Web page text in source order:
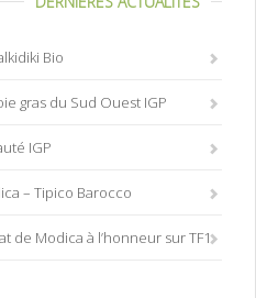
Bio
gras du Sud Ouest IGP
IGP
– Tipico Barocco
de Modica à l’honneur sur TF1